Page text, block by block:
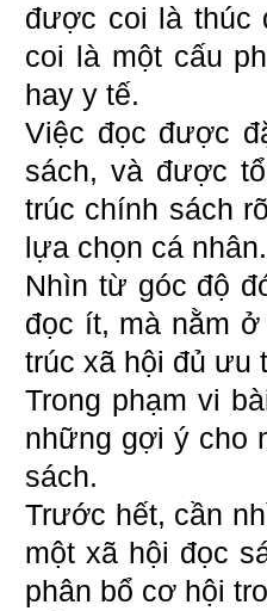
được coi là thúc
coi là một cấu
hay y tế.
Việc đọc được
sách, và được
trúc chính sách
lựa chọn cá nhân.
Nhìn từ góc độ
đọc ít, mà nằm
trúc xã hội đủ ưu
Trong phạm vi
những gợi ý cho
sách.
Trước hết, cần
một xã hội đọc
phân bổ cơ hội